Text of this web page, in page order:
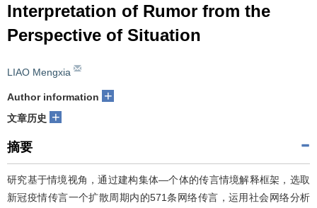
Interpretation of Rumor from the
Perspective of Situation
LIAO Mengxia
Author information +
文章历史 +
摘要
研究基于情境视角，通过建构集体—个体的传言情境解释框架，选取
新冠疫情传言一个扩散周期内的571条网络传言，运用社会网络分析